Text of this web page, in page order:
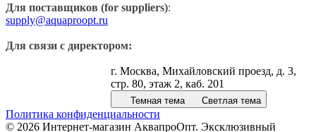
Для поставщиков (for suppliers):
supply@aquaproopt.ru
Для связи с директором:
г. Москва, Михайловский проезд, д. 3,
стр. 80, этаж 2, каб. 201
Темная тема Светлая тема
Политика конфиденциальности
© 2026 Интернет-магазин АквапроОпт. Эксклюзивный